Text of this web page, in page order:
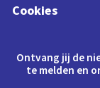
Cookies
Ontvang jij de
te melden en